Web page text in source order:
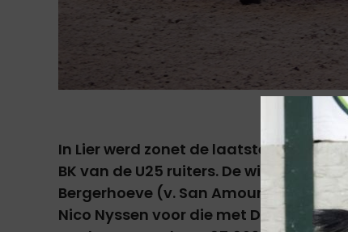
In Lier werd zonet de laatste rubriek
BK van de U25 ruiters. De winst ging
Bergerhoeve (v. San Amour) naar een
Nico Nyssen voor die met Da Vinci (v.